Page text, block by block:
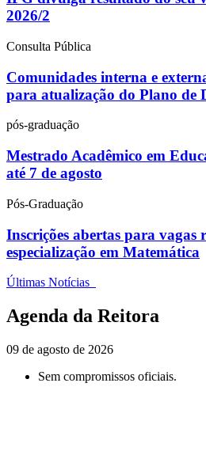
2026/2
Consulta Pública
Comunidades interna e
para atualização do Plano de
pós-graduação
Mestrado Acadêmico em
até 7 de agosto
Pós-Graduação
Inscrições abertas para vagas
especialização em Matemática
Últimas Notícias
Agenda da Reitora
09 de agosto de 2026
Sem compromissos oficiais.